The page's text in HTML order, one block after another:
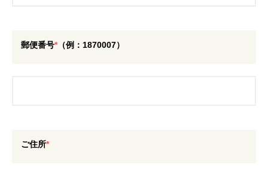
郵便番号*（例：1870007）
ご住所*